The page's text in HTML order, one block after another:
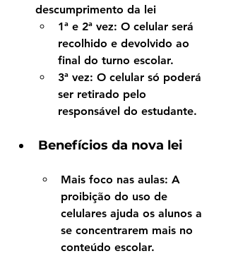
descumprimento da lei
1ª e 2ª vez: O celular será
recolhido e devolvido ao
final do turno escolar.
3ª vez: O celular só poderá
ser retirado pelo
responsável do estudante.
Benefícios da nova lei
Mais foco nas aulas: A
proibição do uso de
celulares ajuda os alunos a
se concentrarem mais no
conteúdo escolar.